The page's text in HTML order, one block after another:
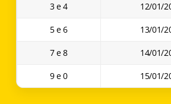
3 e 4 12/01/
5 e 6 13/01/
7 e 8 14/01/
9 e 0 15/01/